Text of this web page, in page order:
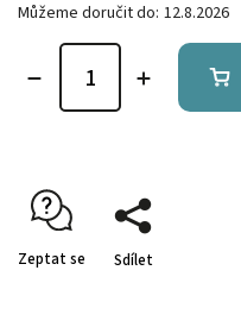
Můžeme doručit do: 12.8.2026
Zeptat se Sdílet